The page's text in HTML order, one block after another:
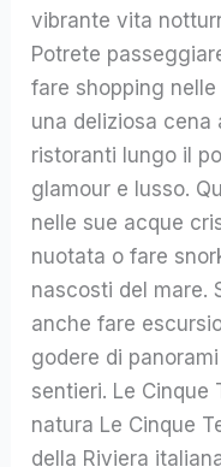
vibrante vita
Potrete
fare shopping
una deliziosa cena
ristoranti lungo il
glamour e lusso.
nelle sue acque
nuotata o fare
nascosti del mare.
anche fare
godere di
sentieri. Le Cinque
natura Le Cinque
della Riviera